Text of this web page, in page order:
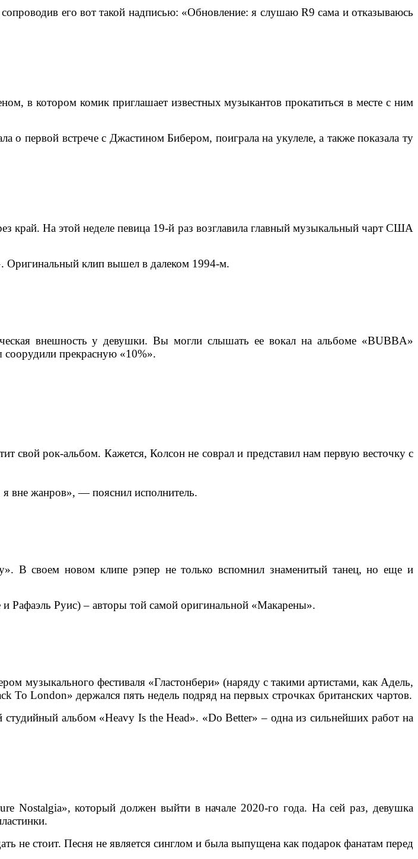
его вот такой надписью: «Обновление: я слушаю R9 сама и отказываюсь
в котором комик приглашает известных музыкантов прокатиться в месте с ним
первой встрече с Джастином Бибером, поиграла на укулеле, а также показала ту
край. На этой неделе певица 19-й раз возглавила главный музыкальный чарт США
Оригинальный клип вышел в далеком 1994-м.
внешность у девушки. Вы могли слышать ее вокал на альбоме «BUBBA»
прекрасную «10%».
свой рок-альбом. Кажется, Колсон не соврал и представил нам первую весточку с
вне жанров», — пояснил исполнитель.
В своем новом клипе рэпер не только вспомнил знаменитый танец, но еще и
Рафаэль Руис) – авторы той самой оригинальной «Макарены».
музыкального фестиваля «Гластонбери» (наряду с такими артистами, как Адель,
London» держался пять недель подряд на первых строчках британских чартов.
альбом «Heavy Is the Head». «Do Better» – одна из сильнейших работ на
Nostalgia», который должен выйти в начале 2020-го года. На сей раз, девушка
не стоит. Песня не является синглом и была выпущена как подарок фанатам перед